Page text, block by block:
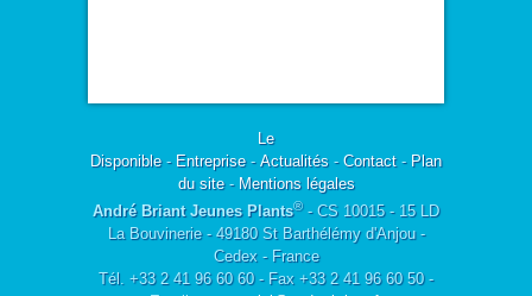
Le
Disponible- Entreprise- Actualités - Contact- Plan
du site- Mentions légales
André Briant Jeunes Plants®- CS 10015 - 15 LD
La Bouvinerie - 49180 St Barthélémy d'Anjou -
Cedex - France
Tél. +33 2 41 96 60 60 - Fax +33 2 41 96 60 50 -